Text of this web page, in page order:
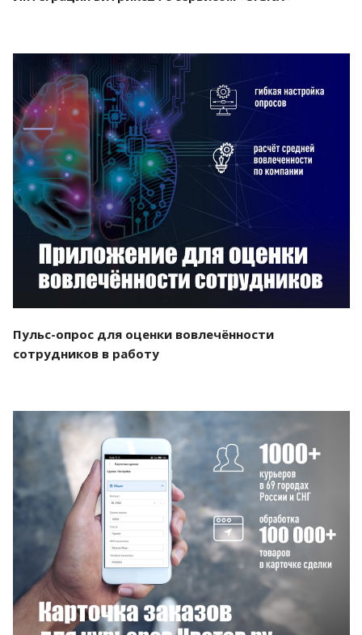
Смотреть проект
Пульс-опрос для оценки вовлечённости
сотрудников в работу
Смотреть проект